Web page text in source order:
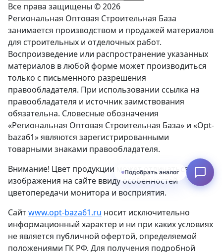
Все права защищены © 2026
Региональная Оптовая Строительная База
занимается производством и продажей материалов
для строительных и отделочных работ.
Воспроизведение или распространение указанных
материалов в любой форме может производиться
только с письменного разрешения
правообладателя. При использовании ссылка на
правообладателя и источник заимствования
обязательна. Словесные обозначения
«Региональная Оптовая Строительная База» и «Opt-
baza61» являются зарегистрированными
товарными знаками правообладателя.
Внимание! Цвет продукции может отличаться от
изображения на сайте ввиду особенностей
цветопередачи монитора и восприятия.
Сайтwww.opt-baza61.ru носит исключительно
информационный характер и ни при каких условиях
не является публичной офертой, определяемой
положениями ГК РФ. Для получения подробной
Подобрать аналог